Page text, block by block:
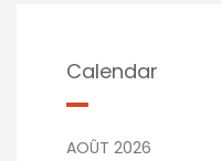
Calendar
AOÛT 2026